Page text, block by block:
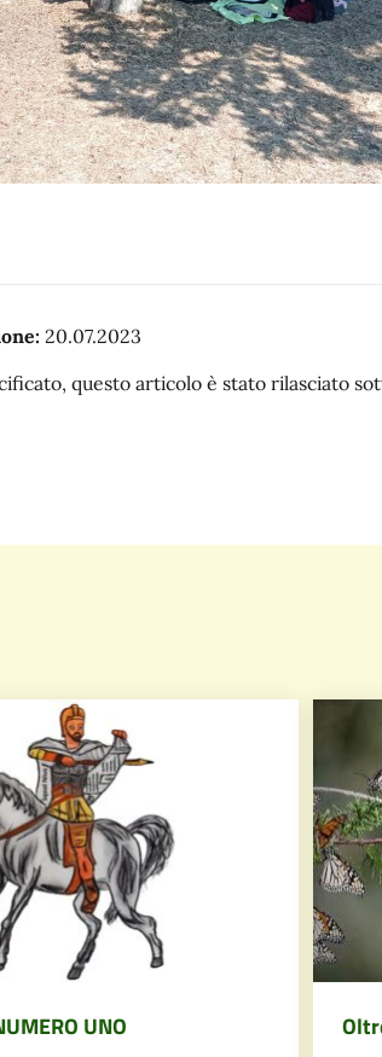
20.07.2023
questo articolo è stato rilasciato
UNO